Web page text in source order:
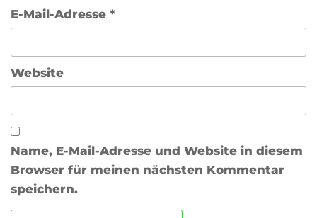
E-Mail-Adresse *
Website
Name, E-Mail-Adresse und Website in diesem
Browser für meinen nächsten Kommentar
speichern.